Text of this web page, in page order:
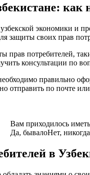
как
экономики и
своих прав
прав потребителей,
консультации по
правильно
отправить по почте
Вам приходилось
Да, бывалоНет, никогда
в